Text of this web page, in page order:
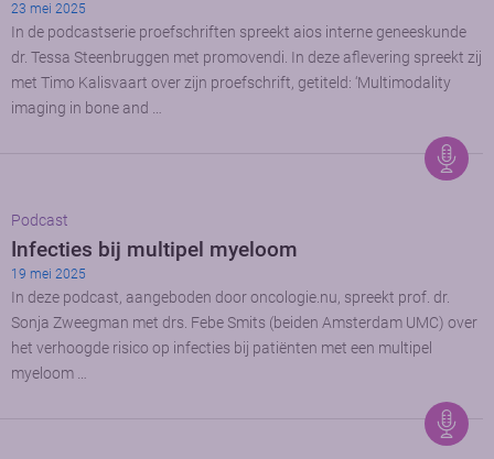
23 mei 2025
In de podcastserie proefschriften spreekt aios interne geneeskunde
dr. Tessa Steenbruggen met promovendi. In deze aflevering spreekt zij
met Timo Kalisvaart over zijn proefschrift, getiteld: ‘Multimodality
imaging in bone and …
Podcast
Infecties bij multipel myeloom
19 mei 2025
In deze podcast, aangeboden door oncologie.nu, spreekt prof. dr.
Sonja Zweegman met drs. Febe Smits (beiden Amsterdam UMC) over
het verhoogde risico op infecties bij patiënten met een multipel
myeloom …